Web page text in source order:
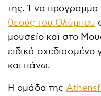
της. Ένα πρόγραμμα
θεούς του Ολύμπου
μουσείο και στο
ειδικά σχεδιασμένο
και πάνω.
Η ομάδα της